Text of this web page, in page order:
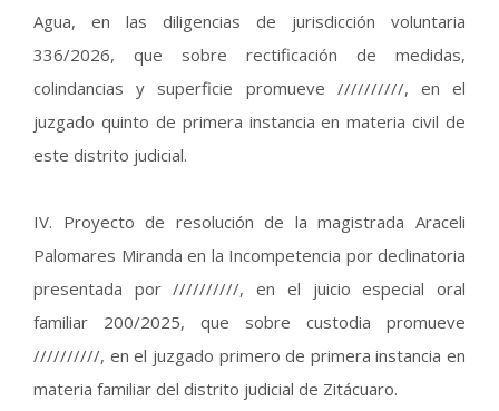
Agua, en las diligencias de jurisdicción voluntaria
336/2026, que sobre rectificación de medidas,
colindancias y superficie promueve //////////, en el
juzgado quinto de primera instancia en materia civil de
este distrito judicial.
IV. Proyecto de resolución de la magistrada Araceli
Palomares Miranda en la Incompetencia por declinatoria
presentada por //////////, en el juicio especial oral
familiar 200/2025, que sobre custodia promueve
//////////, en el juzgado primero de primera instancia en
materia familiar del distrito judicial de Zitácuaro.